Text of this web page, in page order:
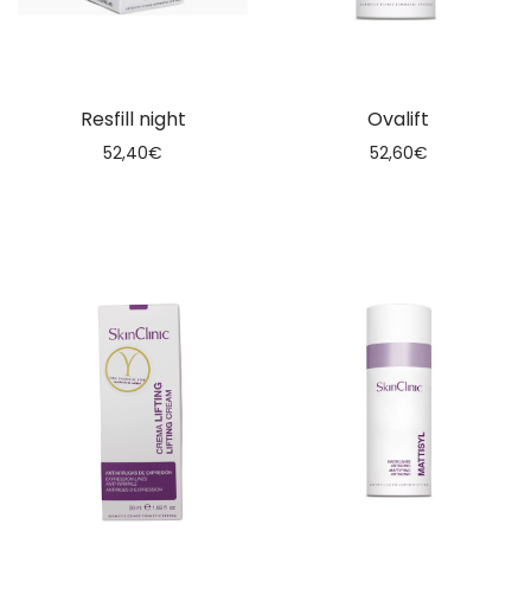
Resfill night
52,40€
Ovalift
52,60€